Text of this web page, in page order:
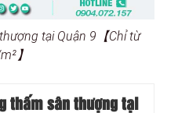
tại Quận 9【Chỉ từ
】
thấm sân thượng tại